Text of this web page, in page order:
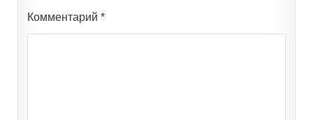
Комментарий *